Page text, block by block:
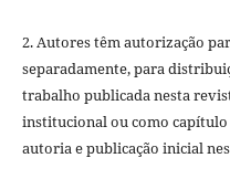
2. Autores têm autorização
separadamente, para
trabalho publicada nesta
institucional ou como
autoria e publicação inicial